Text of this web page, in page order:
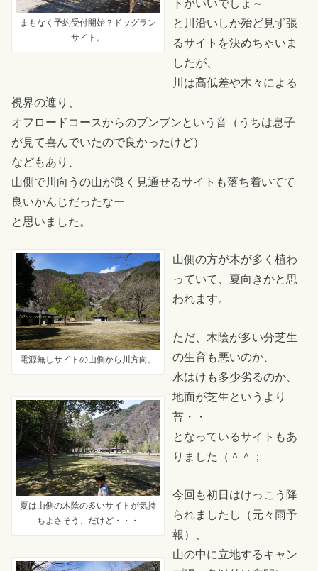
まもなく予約受付開始？ドッグラン
サイト。
トがいいでしょ～
と川沿いしか殆ど見ず張
るサイトを決めちゃいま
したが、
川は高低差や木々による
視界の遮り、
オフロードコースからのブンブンという音（うちは息子
が見て喜んでいたので良かったけど）
などもあり、
山側で川向うの山が良く見通せるサイトも落ち着いてて
良いかんじだったなー
と思いました。
電源無しサイトの山側から川方向。
山側の方が木が多く植わ
っていて、夏向きかと思
われます。
夏は山側の木陰の多いサイトが気持
ちよさそう、だけど・・・
ただ、木陰が多い分芝生
の生育も悪いのか、
水はけも多少劣るのか、
地面が芝生というより
苔・・
となっているサイトもあ
りました（＾＾；
今回も初日はけっこう降
られましたし（元々雨予
報）、
山の中に立地するキャン